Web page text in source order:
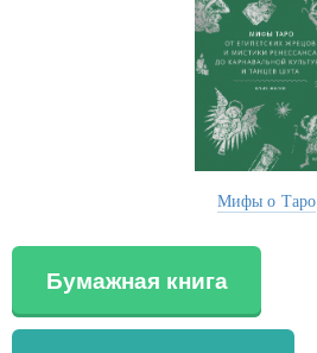
Мифы о Таро
Бумажная книга